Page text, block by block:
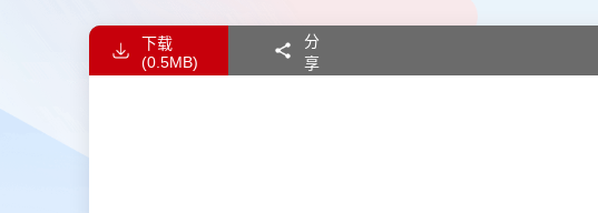
下载
(0.5MB)
分
享